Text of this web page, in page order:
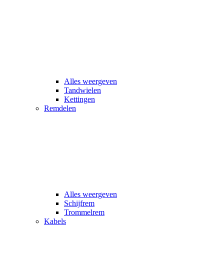
Alles weergeven
Tandwielen
Kettingen
Remdelen
Alles weergeven
Schijfrem
Trommelrem
Kabels